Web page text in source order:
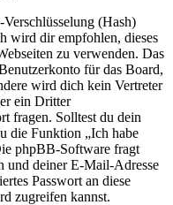
(Hash)
wird dir empfohlen, dieses
zu verwenden. Das
für das Board,
wird dich kein Vertreter
ein Dritter
fragen. Solltest du dein
die Funktion „Ich habe
phpBB-Software fragt
und deiner E-Mail-Adresse
Passwort an diese
zugreifen kannst.